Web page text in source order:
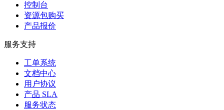
控制台
资源包购买
产品报价
服务支持
工单系统
文档中心
用户协议
产品 SLA
服务状态